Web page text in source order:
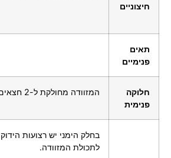
חיצוניים
תאים
פנימיים
חלוקה
פנימית
המזוודה מחולקת ל-2 חצאים:
בחלק הימני יש רצועות הידוק
לתכולת המזוודה.